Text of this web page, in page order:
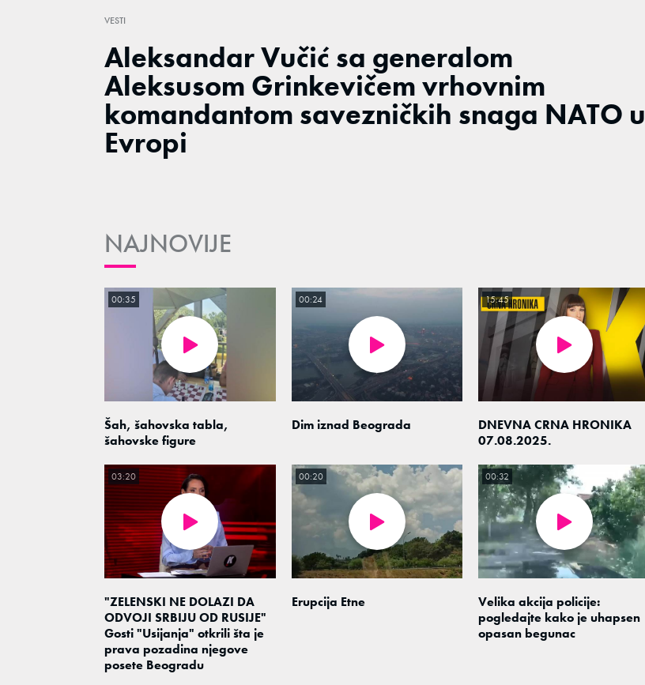
VESTI
Aleksandar Vučić sa generalom
Aleksusom Grinkevičem vrhovnim
komandantom savezničkih snaga NATO u
Evropi
NAJNOVIJE
Šah, šahovska tabla,
šahovske figure
00:35
Dim iznad Beograda
00:24
DNEVNA CRNA HRONIKA
07.08.2025.
15:45
"ZELENSKI NE DOLAZI DA
ODVOJI SRBIJU OD RUSIJE"
Gosti "Usijanja" otkrili šta je
prava pozadina njegove
posete Beogradu
03:20
Erupcija Etne
00:20
Velika akcija policije:
pogledajte kako je uhapsen
opasan begunac
00:32